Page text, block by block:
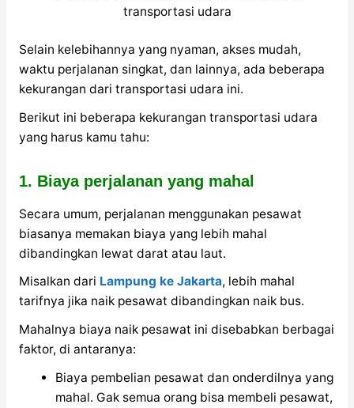
transportasi udara
Selain kelebihannya yang nyaman, akses mudah,
waktu perjalanan singkat, dan lainnya, ada beberapa
kekurangan dari transportasi udara ini.
Berikut ini beberapa kekurangan transportasi udara
yang harus kamu tahu:
1. Biaya perjalanan yang mahal
Secara umum, perjalanan menggunakan pesawat
biasanya memakan biaya yang lebih mahal
dibandingkan lewat darat atau laut.
Misalkan dari Lampung ke Jakarta, lebih mahal
tarifnya jika naik pesawat dibandingkan naik bus.
Mahalnya biaya naik pesawat ini disebabkan berbagai
faktor, di antaranya:
Biaya pembelian pesawat dan onderdilnya yang
mahal. Gak semua orang bisa membeli pesawat,